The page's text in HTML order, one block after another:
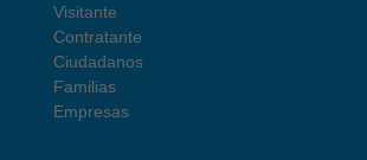
Visitante
Contratante
Ciudadanos
Familias
Empresas